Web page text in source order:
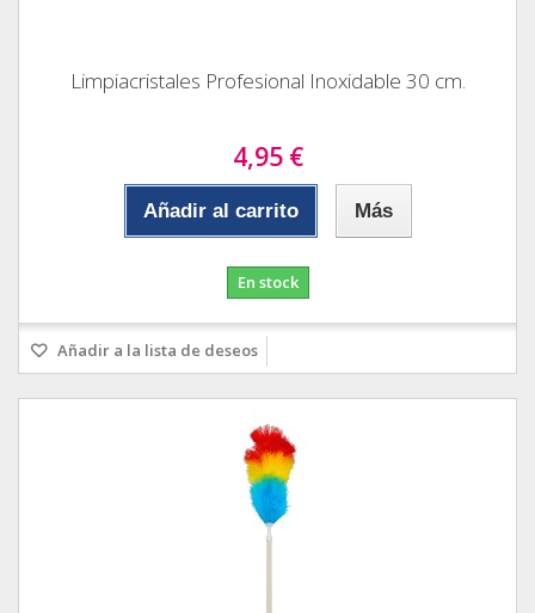
Limpiacristales Profesional Inoxidable 30 cm.
4,95 €
Añadir al carrito Más
En stock
Añadir a la lista de deseos